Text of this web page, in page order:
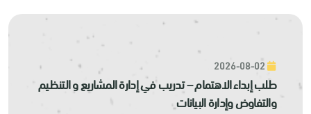
طلب إبداء الاهتمام – تدريب في إدارة المشاريع و التنظيم
والتفاوض وإدارة البيانات